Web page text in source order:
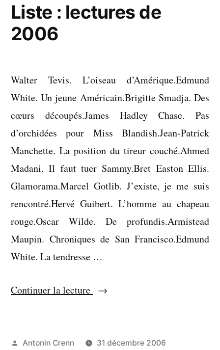
Liste : lectures de
2006
Walter Tevis. L’oiseau d’Amérique.Edmund
White. Un jeune Américain.Brigitte Smadja. Des
cœurs découpés.James Hadley Chase. Pas
d’orchidées pour Miss Blandish.Jean-Patrick
Manchette. La position du tireur couché.Ahmed
Madani. Il faut tuer Sammy.Bret Easton Ellis.
Glamorama.Marcel Gotlib. J’existe, je me suis
rencontré.Hervé Guibert. L’homme au chapeau
rouge.Oscar Wilde. De profundis.Armistead
Maupin. Chroniques de San Francisco.Edmund
White. La tendresse …
Continuer la lecture « Liste
de
Publié
Antonin Crenn 31 décembre 2006